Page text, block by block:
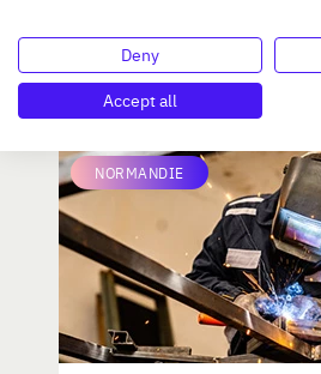
N°18754
NORMANDIE
Deny
Accept all